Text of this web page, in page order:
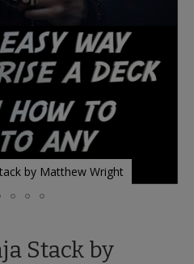
by Matthew Wright
Stack by